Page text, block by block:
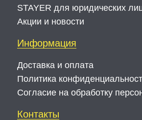
STAYER для юридических
Акции и новости
Информация
Доставка и оплата
Политика
Согласие на обработку
Контакты